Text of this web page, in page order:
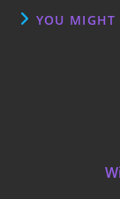
YOU MIGHT